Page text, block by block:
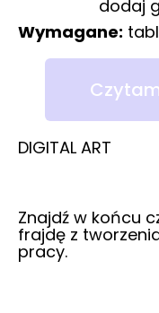
dodaj
Wymagane:
DIGITAL ART
Znajdź w końcu
frajdę z
pracy.